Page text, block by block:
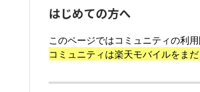
はじめての方へ
このページではコミュニティの利
コミュニティは楽天モバイルをま